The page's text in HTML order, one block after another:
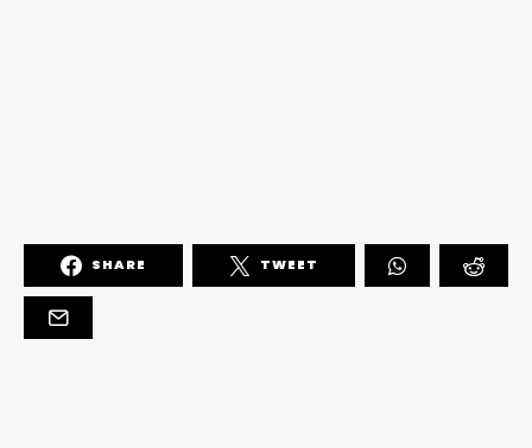
SHARE TWEET